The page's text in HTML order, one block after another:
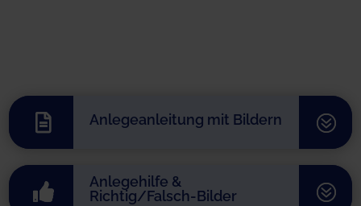
 Anlegeanleitung mit Bildern ?

Anlegehilfe &
Richtig/Falsch-Bilder
?